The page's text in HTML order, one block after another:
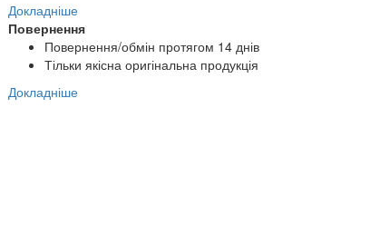
Докладніше
Повернення
Повернення/обмін протягом 14 днів
Тільки якісна оригінальна продукція
Докладніше